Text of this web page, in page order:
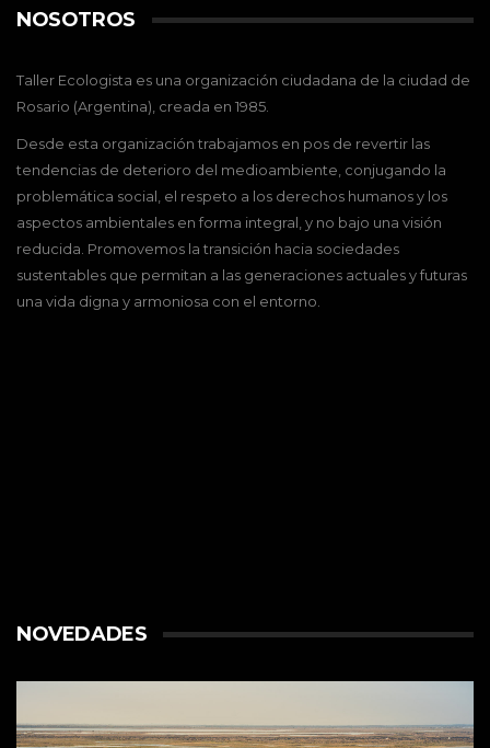
NOSOTROS
Taller Ecologista es una organización ciudadana de la ciudad de
Rosario (Argentina), creada en 1985.
Desde esta organización trabajamos en pos de revertir las
tendencias de deterioro del medioambiente, conjugando la
problemática social, el respeto a los derechos humanos y los
aspectos ambientales en forma integral, y no bajo una visión
reducida. Promovemos la transición hacia sociedades
sustentables que permitan a las generaciones actuales y futuras
una vida digna y armoniosa con el entorno.
NOVEDADES